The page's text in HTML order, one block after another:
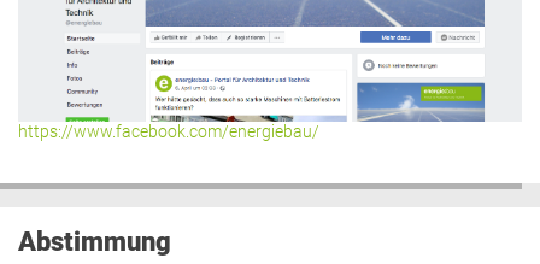
https://www.facebook.com/energiebau/
Abstimmung